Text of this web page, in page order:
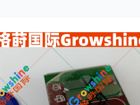
柳工